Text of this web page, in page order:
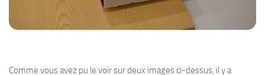
Comme vous avez pu le voir sur deux images ci-dessus, il y a